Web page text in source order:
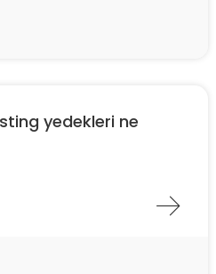
yedekleri ne